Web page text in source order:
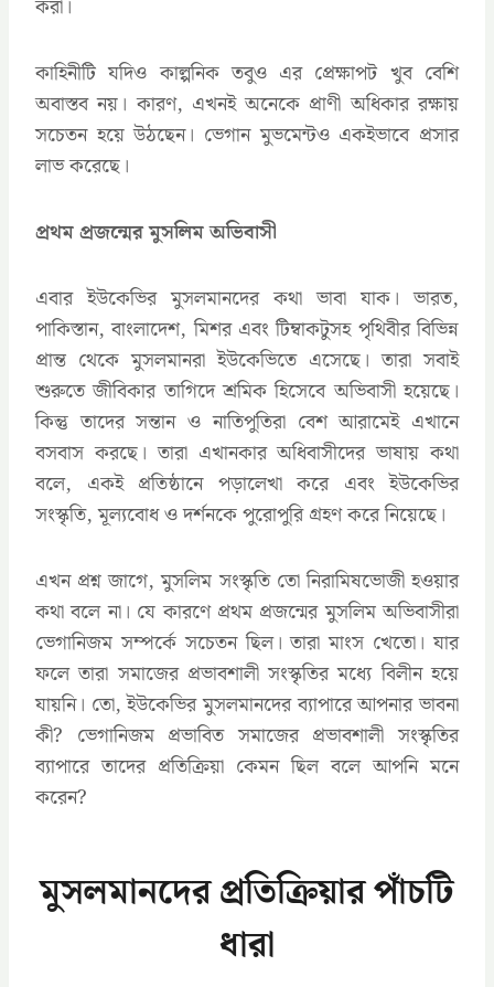
করা।
কাহিনীটি যদিও কাল্পনিক তবুও এর প্রেক্ষাপট খুব বেশি
অবাস্তব নয়। কারণ, এখনই অনেকে প্রাণী অধিকার রক্ষায়
সচেতন হয়ে উঠছেন। ভেগান মুভমেন্টও একইভাবে প্রসার
লাভ করেছে।
প্রথম প্রজন্মের মুসলিম অভিবাসী
এবার ইউকেভির মুসলমানদের কথা ভাবা যাক। ভারত,
পাকিস্তান, বাংলাদেশ, মিশর এবং টিম্বাকটুসহ পৃথিবীর বিভিন্ন
প্রান্ত থেকে মুসলমানরা ইউকেভিতে এসেছে। তারা সবাই
শুরুতে জীবিকার তাগিদে শ্রমিক হিসেবে অভিবাসী হয়েছে।
কিন্তু তাদের সন্তান ও নাতিপুতিরা বেশ আরামেই এখানে
বসবাস করছে। তারা এখানকার অধিবাসীদের ভাষায় কথা
বলে, একই প্রতিষ্ঠানে পড়ালেখা করে এবং ইউকেভির
সংস্কৃতি, মূল্যবোধ ও দর্শনকে পুরোপুরি গ্রহণ করে নিয়েছে।
এখন প্রশ্ন জাগে, মুসলিম সংস্কৃতি তো নিরামিষভোজী হওয়ার
কথা বলে না। যে কারণে প্রথম প্রজন্মের মুসলিম অভিবাসীরা
ভেগানিজম সম্পর্কে সচেতন ছিল। তারা মাংস খেতো। যার
ফলে তারা সমাজের প্রভাবশালী সংস্কৃতির মধ্যে বিলীন হয়ে
যায়নি। তো, ইউকেভির মুসলমানদের ব্যাপারে আপনার ভাবনা
কী? ভেগানিজম প্রভাবিত সমাজের প্রভাবশালী সংস্কৃতির
ব্যাপারে তাদের প্রতিক্রিয়া কেমন ছিল বলে আপনি মনে
করেন?
মুসলমানদের প্রতিক্রিয়ার পাঁচটি
ধারা